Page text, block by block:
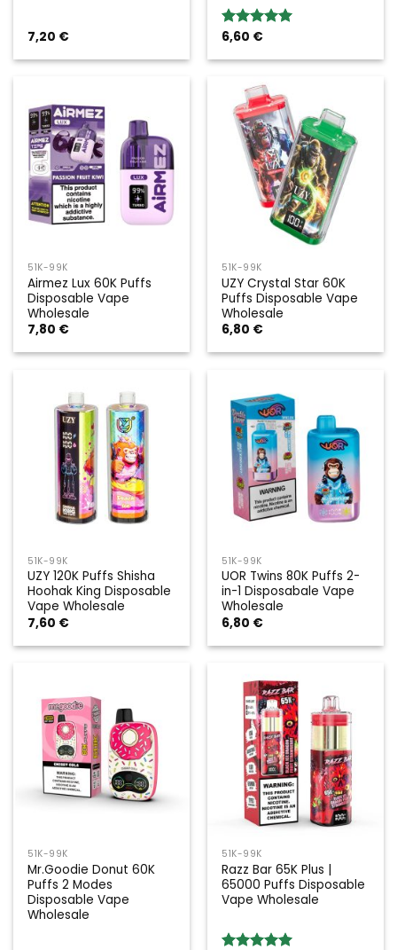
7,20 €
Bewertung:
6,60 €
51K-99K
Airmez Lux 60K Puffs
Disposable Vape
Wholesale
7,80 €
51K-99K
UZY Crystal Star 60K
Puffs Disposable Vape
Wholesale
6,80 €
51K-99K
UZY 120K Puffs Shisha
Hoohak King Disposable
Vape Wholesale
7,60 €
51K-99K
UOR Twins 80K Puffs 2-
in-1 Disposabale Vape
Wholesale
6,80 €
51K-99K
Mr.Goodie Donut 60K
Puffs 2 Modes
Disposable Vape
Wholesale
51K-99K
Razz Bar 65K Plus |
65000 Puffs Disposable
Vape Wholesale